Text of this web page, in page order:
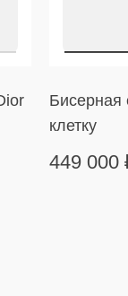
Бисерная
клетку
449 000